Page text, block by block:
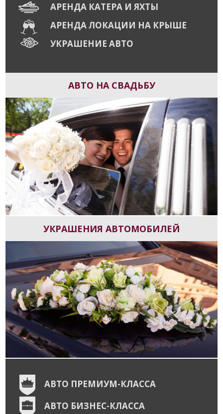
АРЕНДА КАТЕРА И ЯХТЫ
АРЕНДА ЛОКАЦИИ НА КРЫШЕ
УКРАШЕНИЕ АВТО
АВТО НА СВАДЬБУ
УКРАШЕНИЯ АВТОМОБИЛЕЙ
АВТО ПРЕМИУМ-КЛАССА
АВТО БИЗНЕС-КЛАССА